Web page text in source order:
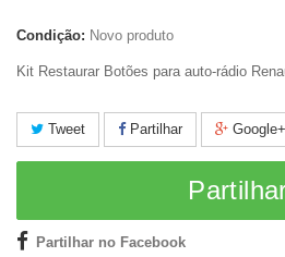
Condição: Novo produto
Kit Restaurar Botões para auto-rádio
Tweet Partilhar Google+
Partilhar no Facebook